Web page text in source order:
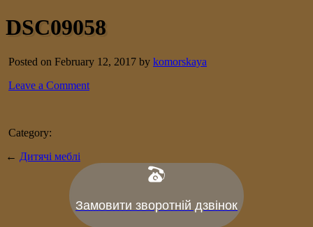
DSC09058
Posted on February 12, 2017 by komorskaya
Leave a Comment
Category:
← Дитячі меблі
Замовити зворотній дзвінок